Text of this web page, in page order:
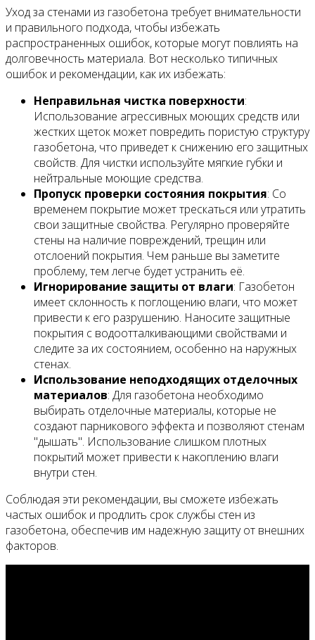
Уход за стенами из газобетона требует внимательности
и правильного подхода, чтобы избежать
распространенных ошибок, которые могут повлиять на
долговечность материала. Вот несколько типичных
ошибок и рекомендации, как их избежать:
Неправильная чистка поверхности:
Использование агрессивных моющих средств или
жестких щеток может повредить пористую структуру
газобетона, что приведет к снижению его защитных
свойств. Для чистки используйте мягкие губки и
нейтральные моющие средства.
Пропуск проверки состояния покрытия: Со
временем покрытие может трескаться или утратить
свои защитные свойства. Регулярно проверяйте
стены на наличие повреждений, трещин или
отслоений покрытия. Чем раньше вы заметите
проблему, тем легче будет устранить её.
Игнорирование защиты от влаги: Газобетон
имеет склонность к поглощению влаги, что может
привести к его разрушению. Наносите защитные
покрытия с водоотталкивающими свойствами и
следите за их состоянием, особенно на наружных
стенах.
Использование неподходящих отделочных
материалов: Для газобетона необходимо
выбирать отделочные материалы, которые не
создают парникового эффекта и позволяют стенам
"дышать". Использование слишком плотных
покрытий может привести к накоплению влаги
внутри стен.
Соблюдая эти рекомендации, вы сможете избежать
частых ошибок и продлить срок службы стен из
газобетона, обеспечив им надежную защиту от внешних
факторов.